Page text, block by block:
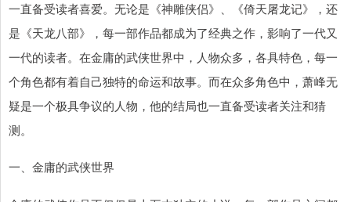
一直备受读者喜爱。无论是《神雕侠侣》、《倚天屠龙记》，还
是《天龙八部》，每一部作品都成为了经典之作，影响了一代又
一代的读者。在金庸的武侠世界中，人物众多，各具特色，每一
个角色都有着自己独特的命运和故事。而在众多角色中，萧峰无
疑是一个极具争议的人物，他的结局也一直备受读者关注和猜
测。
一、金庸的武侠世界